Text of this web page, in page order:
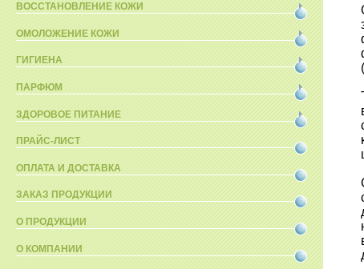
ВОССТАНОВЛЕНИЕ КОЖИ
ОМОЛОЖЕНИЕ КОЖИ
ГИГИЕНА
ПАРФЮМ
ЗДОРОВОЕ ПИТАНИЕ
ПРАЙС-ЛИСТ
ОПЛАТА И ДОСТАВКА
ЗАКАЗ ПРОДУКЦИИ
О ПРОДУКЦИИ
О КОМПАНИИ